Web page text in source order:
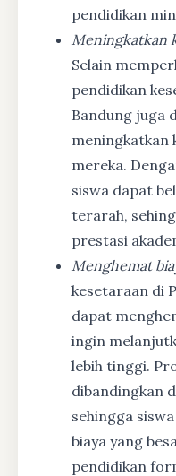
pendidikan
Meningkatkan
Selain
pendidikan
Bandung juga
meningkatkan
mereka.
siswa dapat
terarah,
prestasi
Menghemat
kesetaraan di
dapat
ingin
lebih tinggi.
dibandingkan
sehingga
biaya yang
pendidikan